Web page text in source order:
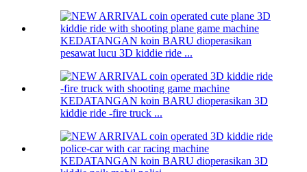
KEDATANGAN koin BARU dioperasikan
pesawat lucu 3D kiddie ride ...
KEDATANGAN koin BARU dioperasikan 3D
kiddie ride -fire truck ...
KEDATANGAN koin BARU dioperasikan 3D